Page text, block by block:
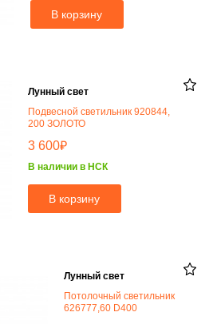
В корзину
Лунный свет
Подвесной светильник 920844,
200 ЗОЛОТО
3 600₽
В наличии в НСК
В корзину
Лунный свет
Потолочный светильник
626777,60 D400